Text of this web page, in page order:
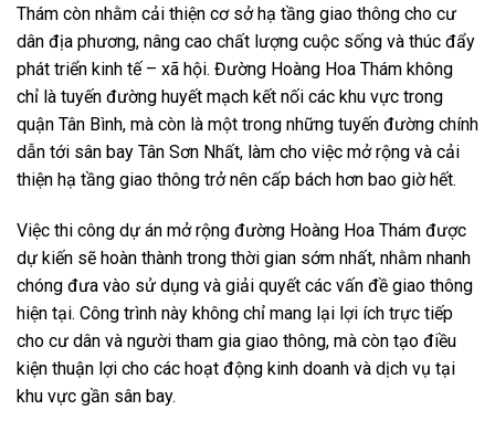
Thám còn nhằm cải thiện cơ sở hạ tầng giao thông cho cư
dân địa phương, nâng cao chất lượng cuộc sống và thúc đẩy
phát triển kinh tế – xã hội. Đường Hoàng Hoa Thám không
chỉ là tuyến đường huyết mạch kết nối các khu vực trong
quận Tân Bình, mà còn là một trong những tuyến đường chính
dẫn tới sân bay Tân Sơn Nhất, làm cho việc mở rộng và cải
thiện hạ tầng giao thông trở nên cấp bách hơn bao giờ hết.
Việc thi công dự án mở rộng đường Hoàng Hoa Thám được
dự kiến sẽ hoàn thành trong thời gian sớm nhất, nhằm nhanh
chóng đưa vào sử dụng và giải quyết các vấn đề giao thông
hiện tại. Công trình này không chỉ mang lại lợi ích trực tiếp
cho cư dân và người tham gia giao thông, mà còn tạo điều
kiện thuận lợi cho các hoạt động kinh doanh và dịch vụ tại
khu vực gần sân bay.